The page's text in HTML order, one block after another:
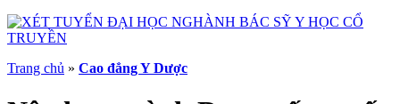
Trang chủ » Cao đẳng Y Dược